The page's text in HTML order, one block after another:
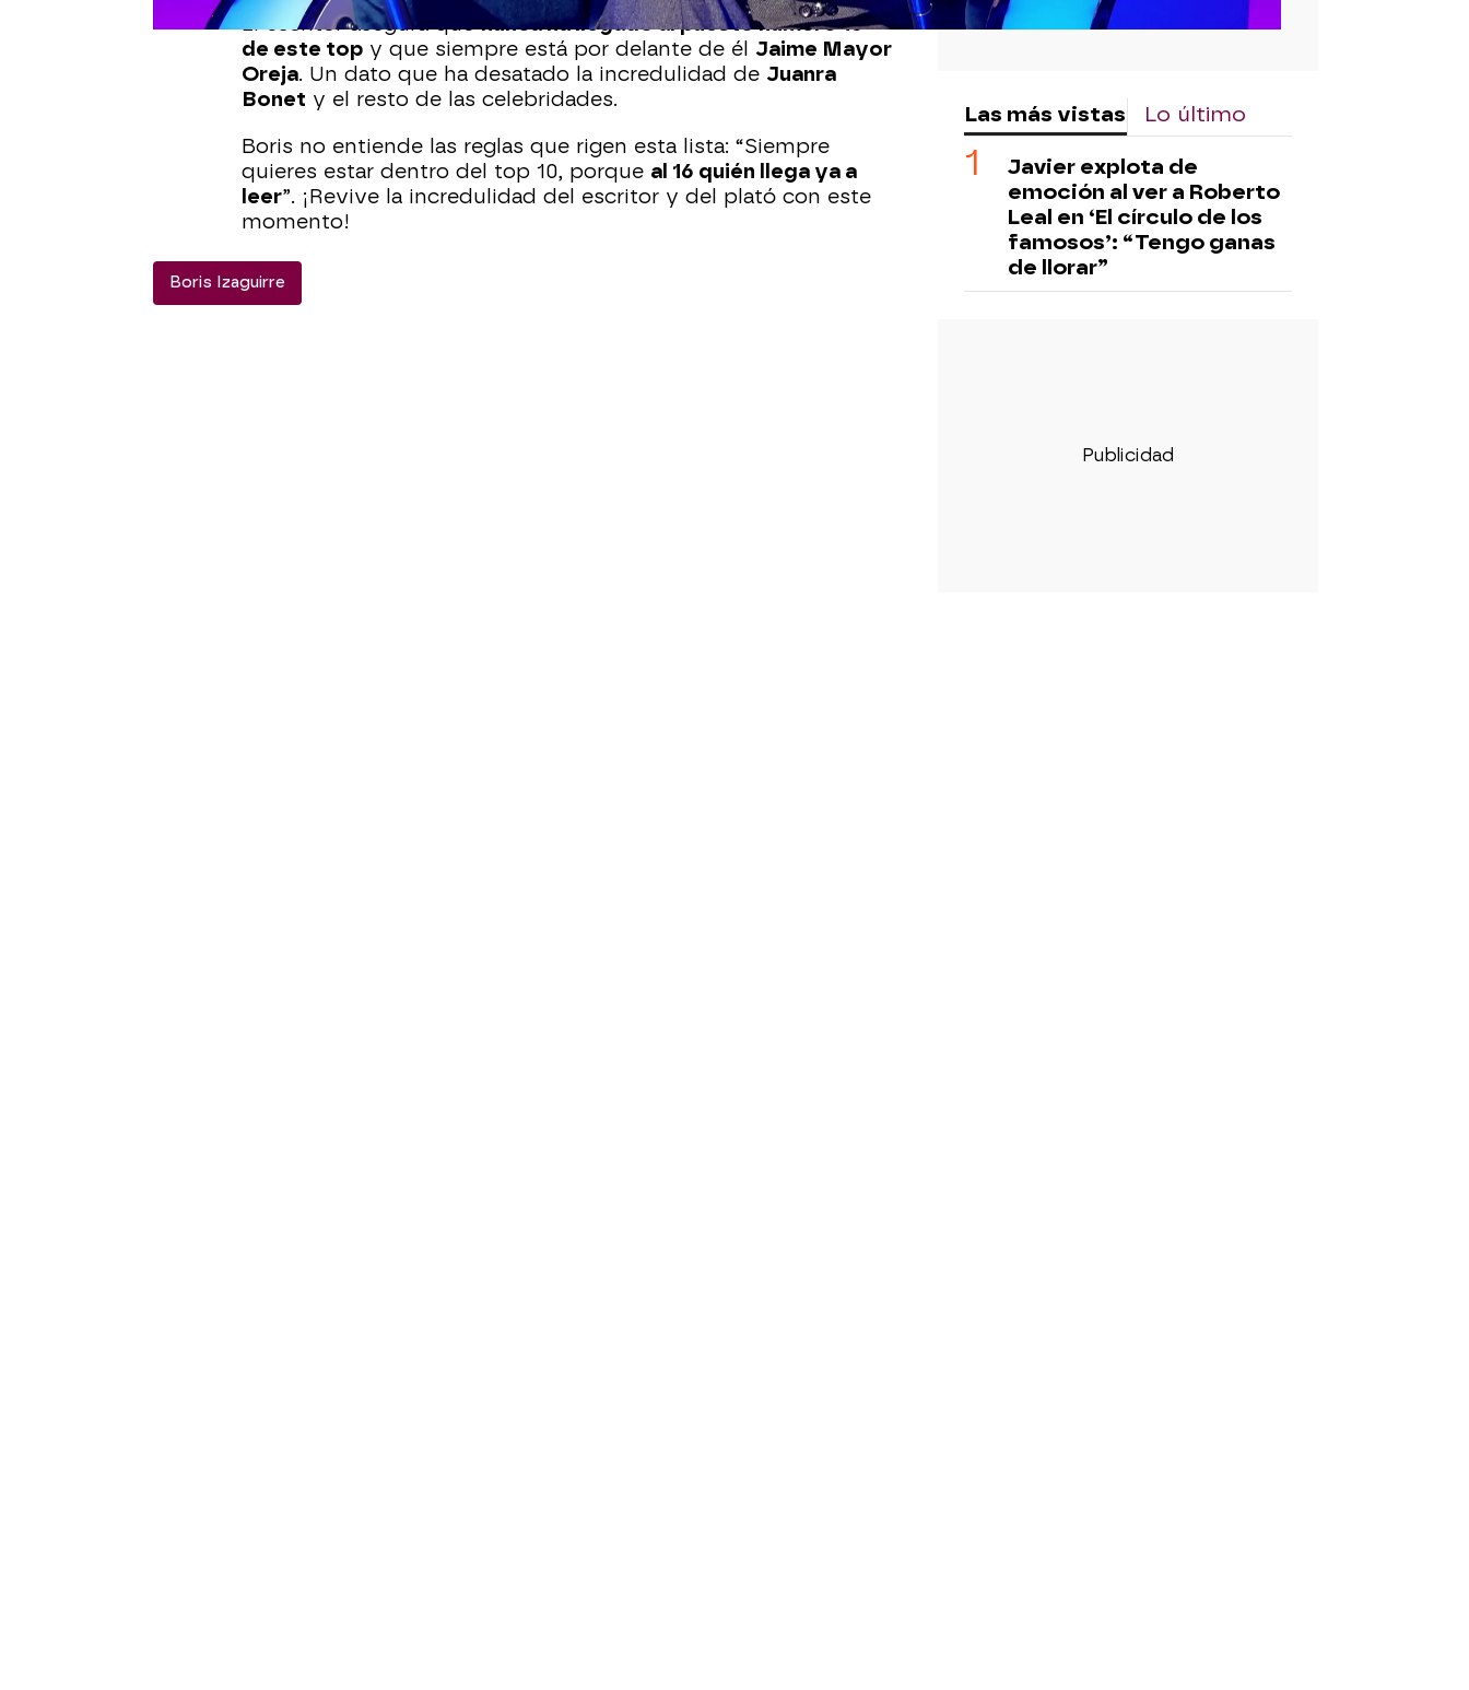
El escritor asegura quenunca ha llegado al puesto número 15
de este top y que siempre está por delante de él Jaime Mayor
Oreja. Un dato que ha desatado la incredulidad de Juanra
Bonet y el resto de las celebridades.
Boris no entiende las reglas que rigen esta lista: “Siempre
quieres estar dentro del top 10, porque al 16 quién llega ya a
leer”. ¡Revive la incredulidad del escritor y del plató con este
momento!
Boris Izaguirre
Las más vistas Lo último
Javier explota de
emoción al ver a Roberto
Leal en ‘El círculo de los
famosos’: “Tengo ganas
de llorar”